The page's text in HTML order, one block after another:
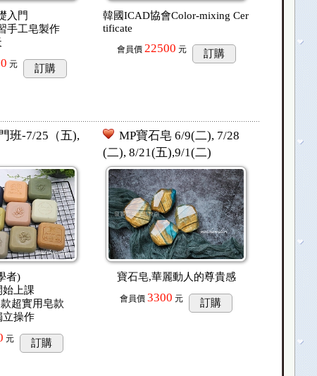
入門
手工皂製作
元 訂購
韓國ICAD協會Color-mixing Cer
tificate
會員價 22500 元 訂購
班-7/25（五),
者)
始上課
超實用皂款
立操作
元 訂購
MP寶石皂 6/9(二), 7/28
(二), 8/21(五),9/1(二)
寶石皂,華麗動人的尊貴感
會員價 3300 元 訂購